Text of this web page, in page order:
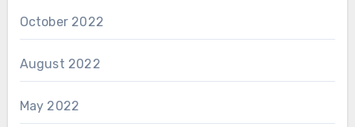
October 2022
August 2022
May 2022